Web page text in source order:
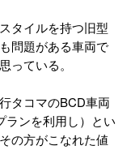
タイルを持つ旧型
問題がある車両で
っている。
タコマのBCD車両
ランを利用し）とい
の方がこなれた値